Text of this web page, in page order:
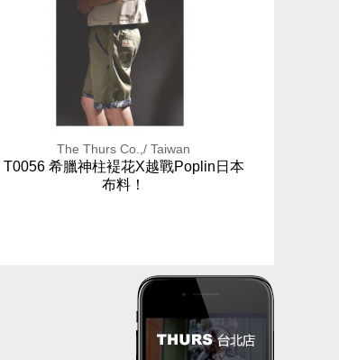
The Thurs Co.,/ Taiwan
T0056 希臘神柱褆花X越戰Poplin日本
布料！